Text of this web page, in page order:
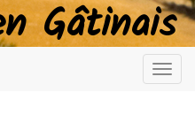
Gâtinais